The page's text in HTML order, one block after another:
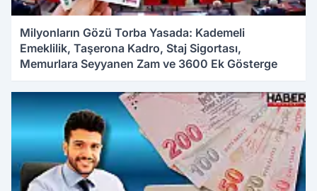
Milyonların Gözü Torba Yasada: Kademeli
Emeklilik, Taşerona Kadro, Staj Sigortası,
Memurlara Seyyanen Zam ve 3600 Ek Gösterge
03.01.2026 17:23